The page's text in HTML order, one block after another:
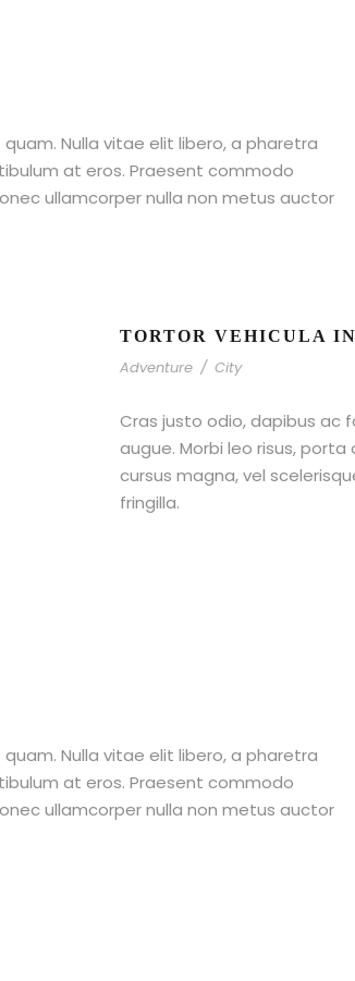
Nulla vitae elit libero, a pharetra
at eros. Praesent commodo
ullamcorper nulla non metus auctor
TORTOR VEHICULA
Adventure / City
Cras justo odio, dapibus ac
augue. Morbi leo risus,
cursus magna, vel
fringilla.
Nulla vitae elit libero, a pharetra
at eros. Praesent commodo
ullamcorper nulla non metus auctor